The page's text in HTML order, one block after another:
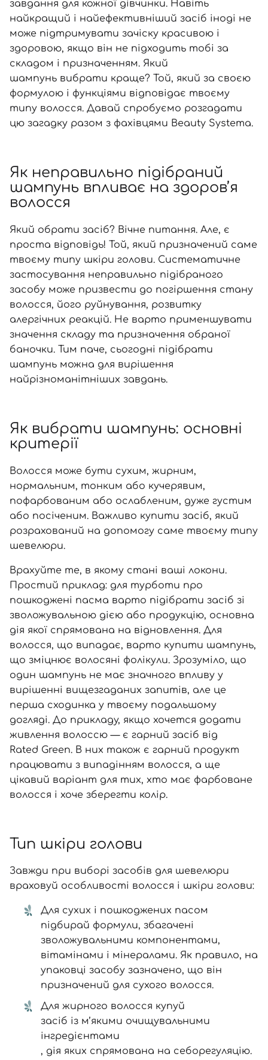
Креми для тіла з SPF
Мініатюри
Карбоксітерапія
Бʼюті гаджети
Автозасмага
Набори
Шия і декольте
Спеціальний догляд
Для дітей
Для чоловіків
Дезодоранти
Засоби для інтимної гігієни
Автозасмага для тіла
завдання для кожної дівчинки. Навіть
найкращий і найефективніший засіб іноді не
може підтримувати зачіску красивою і
здоровою, якщо він не підходить тобі за
складом і призначенням. Який
шампунь вибрати краще? Той, який за своєю
формулою і функціями відповідає твоєму
типу волосся. Давай спробуємо розгадати
цю загадку разом з фахівцями Beauty Systema.
Як неправильно підібраний
шампунь впливає на здоров’я
волосся
Який обрати засіб? Вічне питання. Але, є
проста відповідь! Той, який призначений саме
твоєму типу шкіри голови. Систематичне
застосування неправильно підібраного
засобу може призвести до погіршення стану
волосся, його руйнування, розвитку
алергічних реакцій. Не варто применшувати
значення складу та призначення обраної
баночки. Тим паче, сьогодні підібрати
шампунь можна для вирішення
найрізноманітніших завдань.
Як вибрати шампунь: основні
критерії
Волосся може бути сухим, жирним,
нормальним, тонким або кучерявим,
пофарбованим або ослабленим, дуже густим
або посіченим. Важливо купити засіб, який
розрахований на допомогу саме твоєму типу
шевелюри.
Врахуйте те, в якому стані ваші локони.
Простий приклад: для турботи про
пошкоджені пасма варто підібрати засіб зі
зволожувальною дією або продукцію, основна
дія якої спрямована на відновлення. Для
волосся, що випадає, варто купити шампунь,
що зміцнює волосяні фолікули. Зрозуміло, що
один шампунь не має значного впливу у
вирішенні вищезгаданих запитів, але це
перша сходинка у твоєму подальшому
догляді. До прикладу, якщо хочется додати
живлення волоссю—є гарний засіб від
Rated Green. В них також є гарний продукт
працювати з випадінням волосся, а ще
цікавий варіант для тих, хто має фарбоване
волосся і хоче зберегти колір.
Тип шкіри голови
Завжди при виборі засобів для шевелюри
враховуй особливості волосся і шкіри голови:
Для сухих і пошкоджених пасом
підбирай формули, збагачені
зволожувальними компонентами,
вітамінами і мінералами. Як правило, на
упаковці засобу зазначено, що він
призначений для сухого волосся.
Для жирного волосся купуй
засіб із м’якими очищувальними
інгредієнтами
, дія яких спрямована на себорегуляцію.